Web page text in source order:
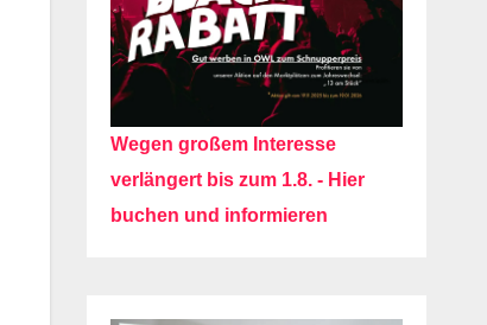
Wegen großem Interesse
verlängert bis zum 1.8. - Hier
buchen und informieren